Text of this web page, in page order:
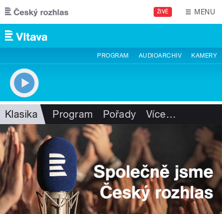
Přejít k hlavnímu obsahu
ŽIVĚ MENU
PROGRAM AUDIOARCHIV KAMERY
Klasika Program Pořady Více…